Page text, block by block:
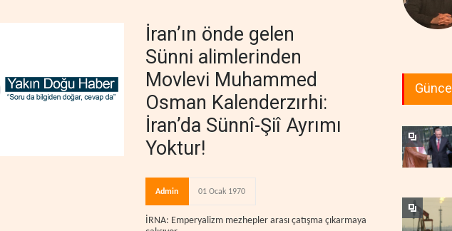
İran’ın önde gelen
Sünni alimlerinden
Movlevi Muhammed
Osman Kalenderzırhi:
İran’da Sünnî-Şiî Ayrımı
Yoktur!
Admin 01 Ocak 1970
İRNA: Emperyalizm mezhepler arası çatışma çıkarmaya
Güncel